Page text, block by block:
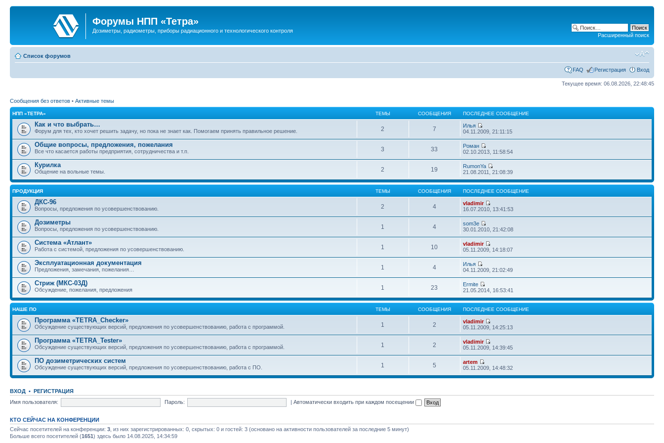
Форумы НПП «Тетра»
Дозиметры, радиометры, приборы радиационного и технологического контроля
Расширенный поиск
Список форумов
FAQ Регистрация Вход
Текущее время: 06.08.2026, 22:48:45
Сообщения без ответов • Активные темы
НПП «ТЕТРА» ТЕМЫ СООБЩЕНИЯ ПОСЛЕДНЕЕ СООБЩЕНИЕ
Как и что выбрать…
Форум для тех, кто хочет решить задачу, но пока не знает как. Помогаем принять правильное решение. 2 7
Илья
04.11.2009, 21:11:15
Общие вопросы, предложения, пожелания
Все что касается работы предприятия, сотрудничества и т.п. 3 33
Роман
02.10.2013, 11:58:54
Курилка
Общение на вольные темы. 2 19
RumonYa
21.08.2011, 21:08:39
ПРОДУКЦИЯ ТЕМЫ СООБЩЕНИЯ ПОСЛЕДНЕЕ СООБЩЕНИЕ
ДКС-96
Вопросы, предложения по усовершенствованию. 2 4
vladimir
16.07.2010, 13:41:53
Дозиметры
Вопросы, предложения по усовершенствованию. 1 4
som3e
30.01.2010, 21:42:08
Система «Атлант»
Работа с системой, предложения по усовершенствованию. 1 10
vladimir
05.11.2009, 14:18:07
Эксплуатационная документация
Предложения, замечания, пожелания… 1 4
Илья
04.11.2009, 21:02:49
Стриж (МКС-03Д)
Обсуждение, пожелания, предложения 1 23
Ermite
21.05.2014, 16:53:41
НАШЕ ПО ТЕМЫ СООБЩЕНИЯ ПОСЛЕДНЕЕ СООБЩЕНИЕ
Программа «TETRA_Checker»
Обсуждение существующих версий, предложения по усовершенствованию, работа с программой. 1 2
vladimir
05.11.2009, 14:25:13
Программа «TETRA_Tester»
Обсуждение существующих версий, предложения по усовершенствованию, работа с программой. 1 2
vladimir
05.11.2009, 14:39:45
ПО дозиметрических систем
Обсуждение существующих версий, предложения по усовершенствованию, работа с ПО. 1 5
artem
05.11.2009, 14:48:32
ВХОД • РЕГИСТРАЦИЯ
Имя пользователя:
Пароль: |Автоматически входить при каждом посещении
КТО СЕЙЧАС НА КОНФЕРЕНЦИИ
Сейчас посетителей на конференции: 3 , из них зарегистрированных: 0, скрытых: 0 и гостей: 3 (основано на активности пользователей за последние 5 минут)
Больше всего посетителей (1651) здесь было 14.08.2025, 14:34:59